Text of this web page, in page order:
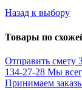
Назад к выбору
Товары по
Отправить смету
134-27-28 Мы
Принимаем